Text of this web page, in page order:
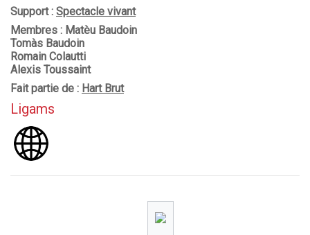
Support : Spectacle vivant
Membres : Matèu Baudoin
Tomàs Baudoin
Romain Colautti
Alexis Toussaint
Fait partie de : Hart Brut
Ligams